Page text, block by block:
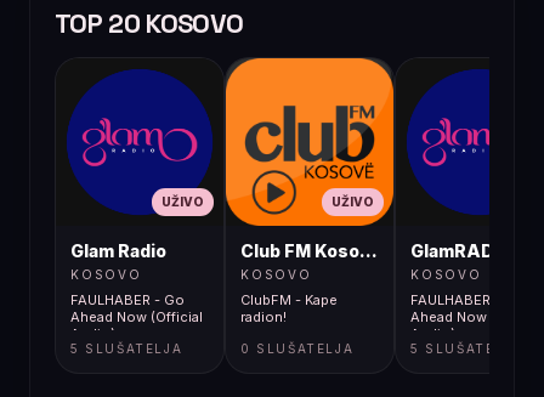
TOP 20 KOSOVO
UŽIVO
Glam Radio
KOSOVO
FAULHABER - Go
Ahead Now (Official
Audio)
5 SLUŠATELJA
UŽIVO
Club FM Kosovë
KOSOVO
ClubFM - Kape
radion!
0 SLUŠATELJA
GlamRADIO
KOSOVO
FAULHABER - Go
Ahead Now (Official
Audio)
5 SLUŠATELJA